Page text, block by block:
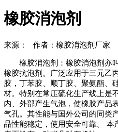
橡胶消泡剂
来源： 作者：橡胶消泡剂厂家
橡胶消泡剂：橡胶消泡剂亦叫
橡胶抗泡剂。广泛应用于三元乙
胶，丁苯胶、顺丁胶、聚氨酯、
材。特别在常压硫化生产线上是
内、外部产生气泡，使橡胶产品
气孔。其性能与国外公司的同类
品性能稳定，使用安全可靠。 本